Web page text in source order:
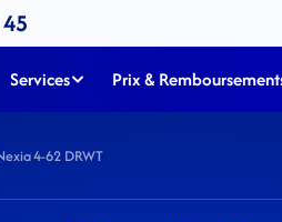
Services Prix &
4-62 DRWT